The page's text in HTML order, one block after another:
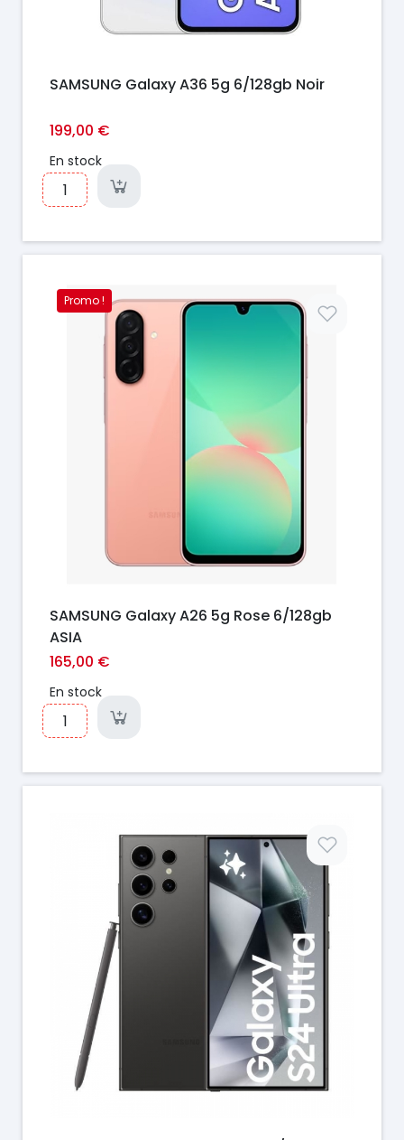
SAMSUNG Galaxy A36 5g 6/128gb Noir
199,00 €
En stock
Promo !
SAMSUNG Galaxy A26 5g Rose 6/128gb
ASIA
165,00 €
En stock